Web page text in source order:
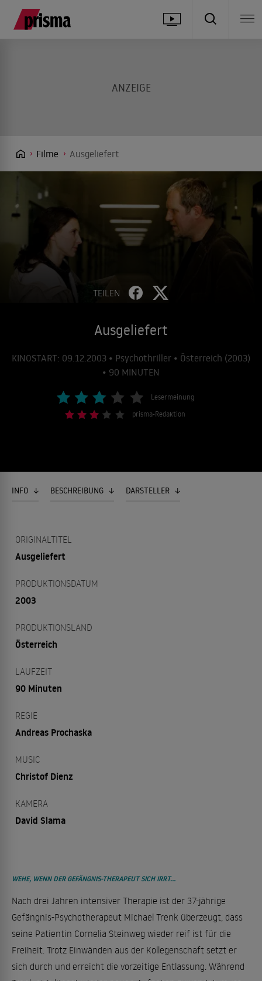
Filme Ausgeliefert
TEILEN
Ausgeliefert
KINOSTART: 09.12.2003 • Psychothriller • Österreich (2003)
• 90 MINUTEN
Lesermeinung
prisma-Redaktion
INFO BESCHREIBUNG DARSTELLER
ORIGINALTITEL
Ausgeliefert
PRODUKTIONSDATUM
2003
PRODUKTIONSLAND
Österreich
LAUFZEIT
90 Minuten
REGIE
Andreas Prochaska
MUSIC
Christof Dienz
KAMERA
David Slama
WEHE, WENN DER GEFÄNGNIS-THERAPEUT SICH IRRT…
Nach drei Jahren intensiver Therapie ist der 37-jährige
Gefängnis-Psychotherapeut Michael Trenk überzeugt, dass
seine Patientin Cornelia Steinweg wieder reif ist für die
Freiheit. Trotz Einwänden aus der Kollegenschaft setzt er
sich durch und erreicht die vorzeitige Entlassung. Während